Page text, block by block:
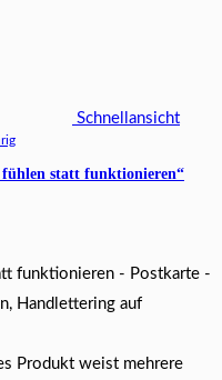
Schnellansicht
fühlen statt funktionieren“
funktionieren - Postkarte -
Handlettering auf
Produkt weist mehrere